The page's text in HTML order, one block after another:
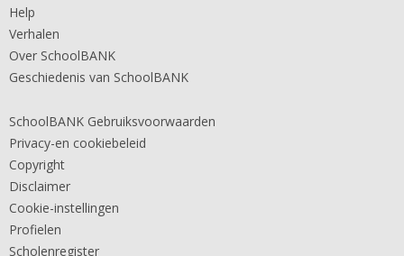
Help
Verhalen
Over SchoolBANK
Geschiedenis van SchoolBANK
SchoolBANK Gebruiksvoorwaarden
Privacy-en cookiebeleid
Copyright
Disclaimer
Cookie-instellingen
Profielen
Scholenregister